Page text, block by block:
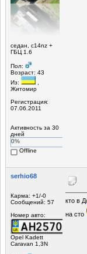
седан, c14nz +
ГБЦ 1.6
Пол:
Возраст: 43
Из:
Житомир
Регистрация:
07.06.2011
Активность за 30
дней
0%
Offline
serhio68
Карма: +1/-0
Сообщений: 57
Номер авто:
Opel Kadett
Caravan 1,3N
кто в
на сто